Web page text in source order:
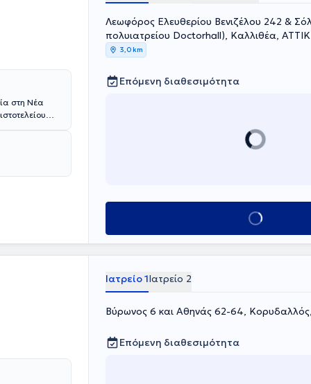
στη Νέα
Πέρα
Επιτελείου
Αθηνών
Λεωφόρος Ελευθερίου Βενιζέλου 242 &
πολυιατρείου Doctorhall), Καλλιθέα,
3,0 km
Επόμενη διαθεσιμότητα
Κλείσε ραντεβού
Ιατρείο 1Ιατρείο 2
Βύρωνος 6 και Αθηνάς 62-64,
Επόμενη διαθεσιμότητα